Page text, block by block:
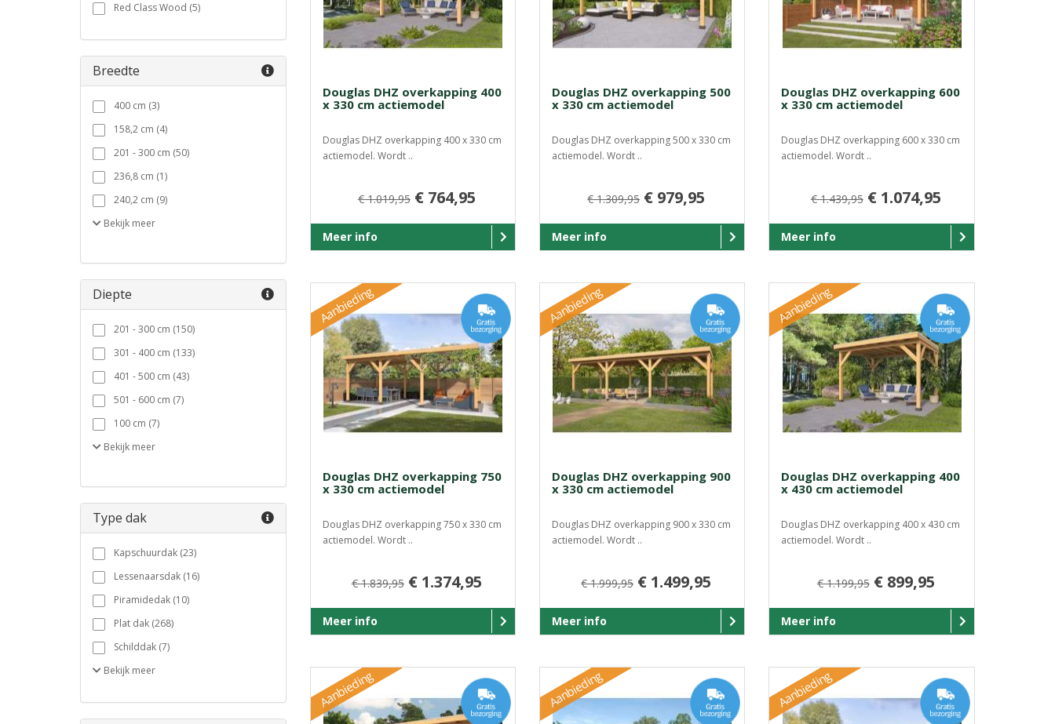
Red Class Wood (5)
Breedte
400 cm (3)
158,2 cm (4)
201 - 300 cm (50)
236,8 cm (1)
240,2 cm (9)
Bekijk meer
Diepte
201 - 300 cm (150)
301 - 400 cm (133)
401 - 500 cm (43)
501 - 600 cm (7)
100 cm (7)
Bekijk meer
Type dak
Kapschuurdak (23)
Lessenaarsdak (16)
Piramidedak (10)
Plat dak (268)
Schilddak (7)
Bekijk meer
Douglas DHZ overkapping 400
x 330 cm actiemodel
Douglas DHZ overkapping 400 x 330 cm
actiemodel. Wordt ..
€ 1.019,95 € 764,95
Meer info
Douglas DHZ overkapping 500
x 330 cm actiemodel
Douglas DHZ overkapping 500 x 330 cm
actiemodel. Wordt ..
€ 1.309,95 € 979,95
Meer info
Douglas DHZ overkapping 600
x 330 cm actiemodel
Douglas DHZ overkapping 600 x 330 cm
actiemodel. Wordt ..
€ 1.439,95 € 1.074,95
Meer info
Aanbieding
Douglas DHZ overkapping 750
x 330 cm actiemodel
Douglas DHZ overkapping 750 x 330 cm
actiemodel. Wordt ..
€ 1.839,95 € 1.374,95
Meer info
Aanbieding
Douglas DHZ overkapping 900
x 330 cm actiemodel
Douglas DHZ overkapping 900 x 330 cm
actiemodel. Wordt ..
€ 1.999,95 € 1.499,95
Meer info
Aanbieding
Douglas DHZ overkapping 400
x 430 cm actiemodel
Douglas DHZ overkapping 400 x 430 cm
actiemodel. Wordt ..
€ 1.199,95 € 899,95
Meer info
Aanbieding Aanbieding Aanbieding